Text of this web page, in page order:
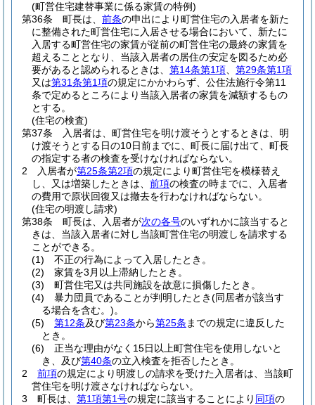
(町営住宅建替事業に係る家賃の特例)
第36条
町長は、 前条の申出により町営住宅の入居者を新た
に整備された町営住宅に入居させる場合において、新たに
入居する町営住宅の家賃が従前の町営住宅の最終の家賃を
超えることとなり、当該入居者の居住の安定を図るため必
要があると認められるときは、 第14条第1項
第29条第1項
又は第31条第1項の規定にかかわらず、公住法施行令第11
条で定めるところにより当該入居者の家賃を減額するもの
とする。
(住宅の検査)
第37条
入居者は、町営住宅を明け渡そうとするときは、明
け渡そうとする日の10日前までに、町長に届け出て、町長
の指定する者の検査を受けなければならない。
2
入居者が第25条第2項の規定により町営住宅を模様替え
し、又は増築したときは、 前項の検査の時までに、入居者
の費用で原状回復又は撤去を行わなければならない。
(住宅の明渡し請求)
第38条
町長は、入居者が次の各号のいずれかに該当すると
きは、当該入居者に対し当該町営住宅の明渡しを請求する
ことができる。
(1)
不正の行為によって入居したとき。
(2)
家賃を3月以上滞納したとき。
(3)
町営住宅又は共同施設を故意に損傷したとき。
(4)
暴力団員であることが判明したとき(同居者が該当す
る場合を含む。)。
(5)
第12条及び第23条から第25条 までの規定に違反した
とき。
(6)
正当な理由がなく15日以上町営住宅を使用しないと
き、及び第40条の立入検査を拒否したとき。
2
前項の規定により明渡しの請求を受けた入居者は、当該町
営住宅を明け渡さなければならない。
3
町長は、 第1項第1号の規定に該当することにより 同項の